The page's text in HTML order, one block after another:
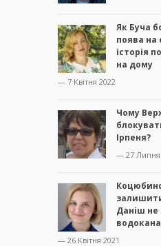
Як Буча
поява на
історія
на дому
— 7 Квітня 2022
Чому
Ірпеня?
— 27 Липня
Даніш не
— 26 Квітня 2021